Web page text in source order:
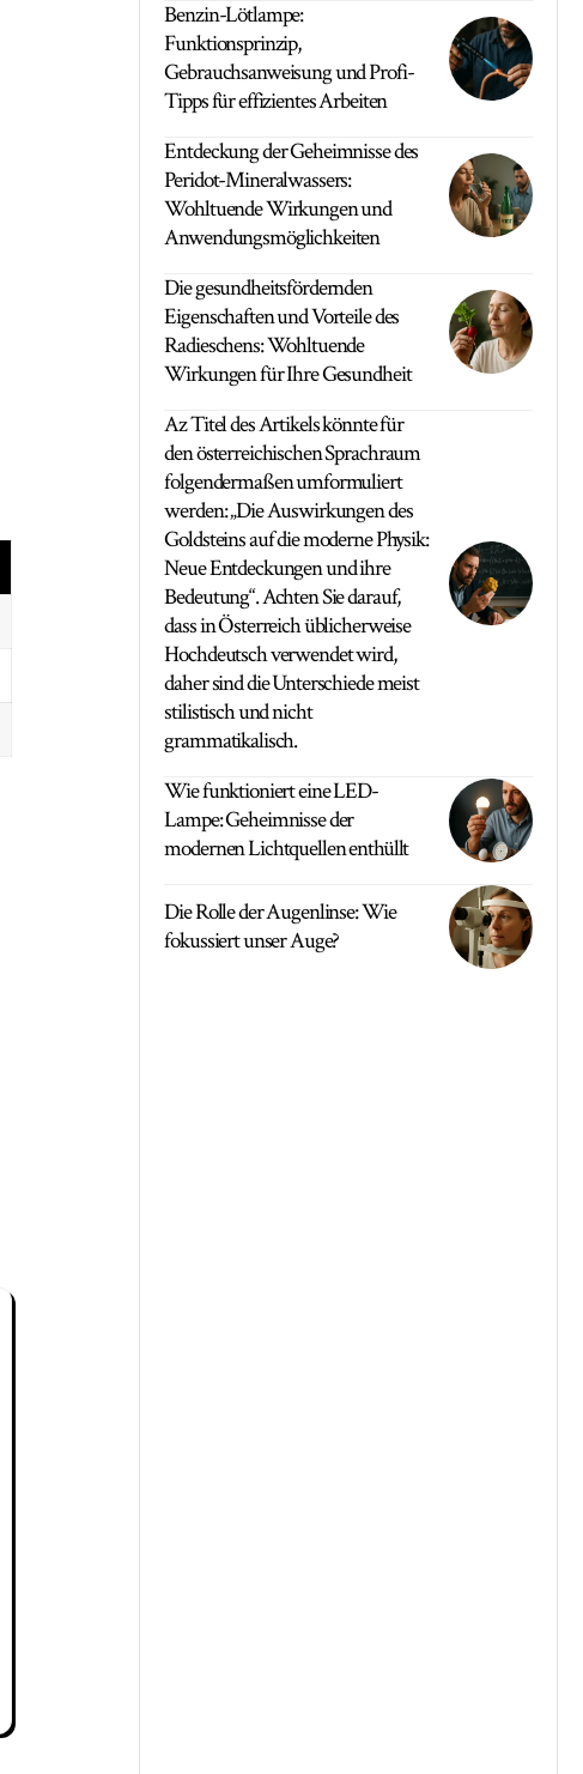
Benzin-Lötlampe:
Funktionsprinzip,
Gebrauchsanweisung und Profi-
Tipps für effizientes Arbeiten
Entdeckung der Geheimnisse des
Peridot-Mineralwassers:
Wohltuende Wirkungen und
Anwendungsmöglichkeiten
Die gesundheitsfördernden
Eigenschaften und Vorteile des
Radieschens: Wohltuende
Wirkungen für Ihre Gesundheit
Az Titel des Artikels könnte für
den österreichischen Sprachraum
folgendermaßen umformuliert
werden: „Die Auswirkungen des
Goldsteins auf die moderne Physik:
Neue Entdeckungen und ihre
Bedeutung“. Achten Sie darauf,
dass in Österreich üblicherweise
Hochdeutsch verwendet wird,
daher sind die Unterschiede meist
stilistisch und nicht
grammatikalisch.
Wie funktioniert eine LED-
Lampe: Geheimnisse der
modernen Lichtquellen enthüllt
Die Rolle der Augenlinse: Wie
fokussiert unser Auge?